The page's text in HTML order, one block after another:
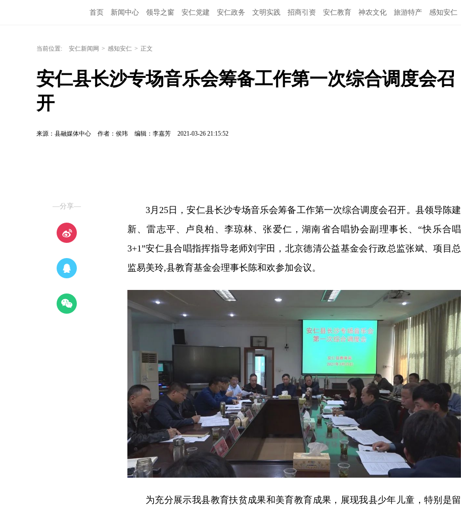
首页 新闻中心 领导之窗 安仁党建 安仁政务 文明实践 招商引资 安仁教育 神农文化 旅游特产 感知安仁
当前位置: 安仁新闻网 > 感知安仁 > 正文
安仁县长沙专场音乐会筹备工作第一次综合调度会召
开
来源：县融媒体中心 作者：侯玮 编辑：李嘉芳 2021-03-26 21:15:52
—分享—
3月25日，安仁县长沙专场音乐会筹备工作第一次综合调度会召开。县领导陈建
新、雷志平、卢良柏、李琼林、张爱仁，湖南省合唱协会副理事长、“快乐合唱
3+1”安仁县合唱指挥指导老师刘宇田，北京德清公益基金会行政总监张斌、项目总
监易美玲,县教育基金会理事长陈和欢参加会议。
为充分展示我县教育扶贫成果和美育教育成果，展现我县少年儿童，特别是留